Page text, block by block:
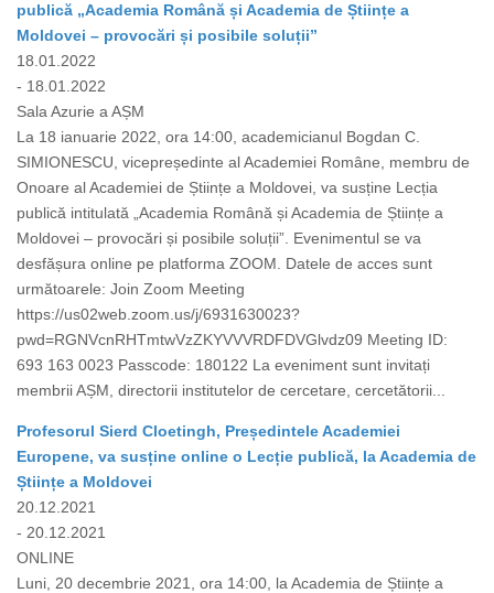
publică „Academia Română și Academia de Științe a
Moldovei – provocări și posibile soluții”
18.01.2022
- 18.01.2022
Sala Azurie a AȘM
La 18 ianuarie 2022, ora 14:00, academicianul Bogdan C.
SIMIONESCU, vicepreședinte al Academiei Române, membru de
Onoare al Academiei de Științe a Moldovei, va susține Lecția
publică intitulată „Academia Română și Academia de Științe a
Moldovei – provocări și posibile soluții”. Evenimentul se va
desfășura online pe platforma ZOOM. Datele de acces sunt
următoarele: Join Zoom Meeting
https://us02web.zoom.us/j/6931630023?
pwd=RGNVcnRHTmtwVzZKYVVVRDFDVGlvdz09 Meeting ID:
693 163 0023 Passcode: 180122 La eveniment sunt invitați
membrii AȘM, directorii institutelor de cercetare, cercetătorii...
Profesorul Sierd Cloetingh, Președintele Academiei
Europene, va susține online o Lecție publică, la Academia de
Științe a Moldovei
20.12.2021
- 20.12.2021
ONLINE
Luni, 20 decembrie 2021, ora 14:00, la Academia de Științe a